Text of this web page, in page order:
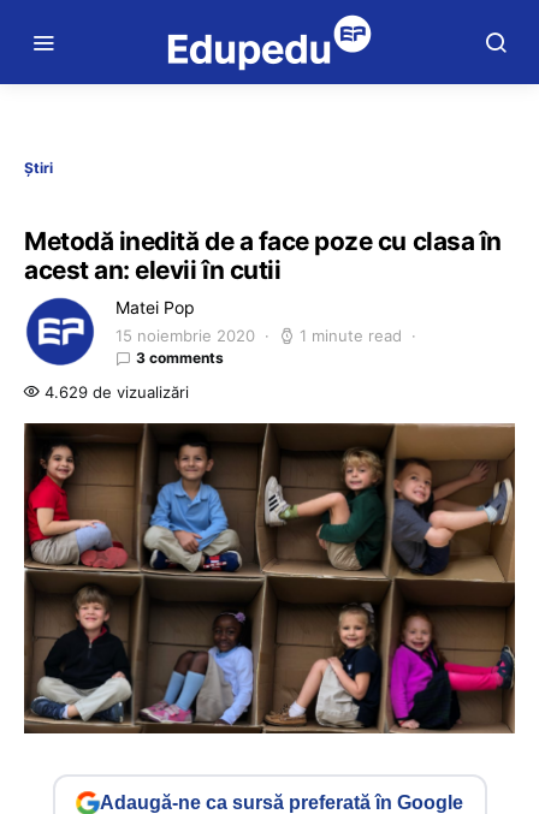
Știri
Metodă inedită de a face poze cu clasa în
acest an: elevii în cutii
Matei Pop
15 noiembrie 2020 1 minute read
3 comments
4.629 de vizualizări
Adaugă-ne ca sursă preferată în Google